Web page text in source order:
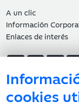
cookies
A un clic
Información
Enlaces de interés
Atención al cliente